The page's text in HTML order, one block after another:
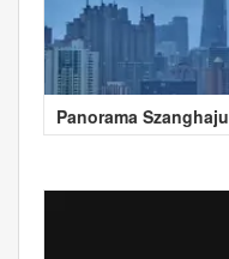
Panorama Szanghaju